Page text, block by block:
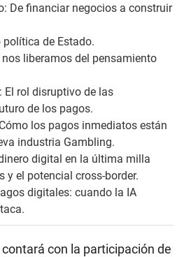
De financiar negocios a construir
política de Estado.
liberamos del pensamiento
El rol disruptivo de las
de los pagos.
los pagos inmediatos están
industria Gambling.
digital en la última milla
y el potencial cross-border.
digitales: cuando la IA
con la participación de